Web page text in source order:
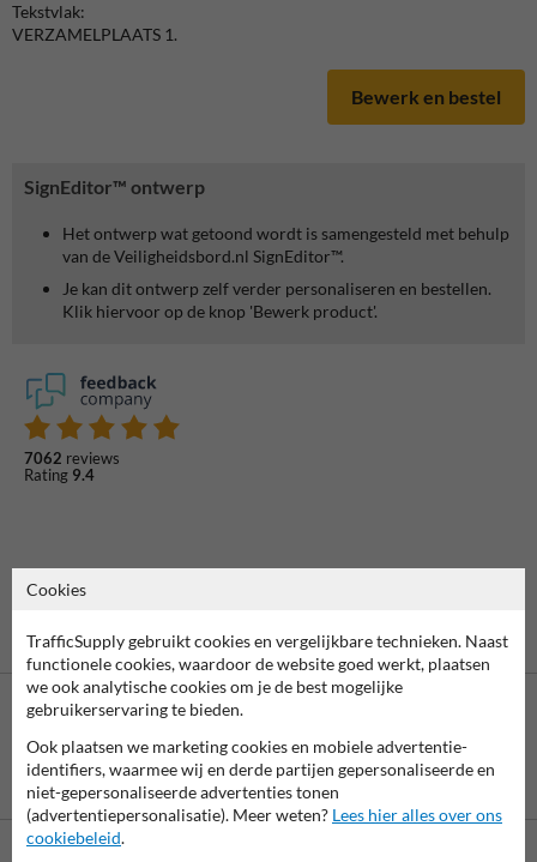
SignEditor™ ontwerp
Het ontwerp wat getoond wordt is samengesteld met behulp
van de Veiligheidsbord.nl SignEditor™.
Je kan dit ontwerp zelf verder personaliseren en bestellen.
Klik hiervoor op de knop 'Bewerk product'.
7062 reviews
Rating 9.4
Tekstvlak:
VERZAMELPLAATS 1.
Bewerk en bestel
Betaling achteraf
is mogelijk
Cookies
TrafficSupply gebruikt cookies en vergelijkbare technieken. Naast
functionele cookies, waardoor de website goed werkt, plaatsen
we ook analytische cookies om je de best mogelijke
gebruikerservaring te bieden.
Ook plaatsen we marketing cookies en mobiele advertentie-
identifiers, waarmee wij en derde partijen gepersonaliseerde en
niet-gepersonaliseerde advertenties tonen
(advertentiepersonalisatie). Meer weten? Lees hier alles over ons
cookiebeleid.